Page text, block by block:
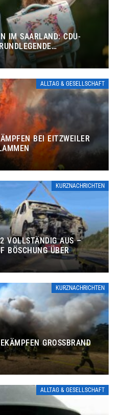
IM SAARLAND: CDU-
ALLTAG & GESELLSCHAFT
BEI EITZWEILER
KURZNACHRICHTEN
VOLLSTÄNDIG AUS –
BÖSCHUNG ÜBER
KURZNACHRICHTEN
GROSSBRAND B
ALLTAG & GESELLSCHAFT